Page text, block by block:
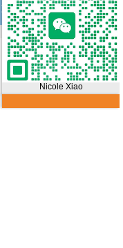
عرض المزيد
Nicole Xiao